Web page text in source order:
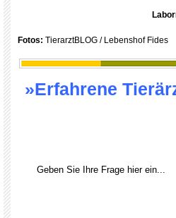
Fotos: TierarztBLOG / Lebenshof Fides
»Erfahrene